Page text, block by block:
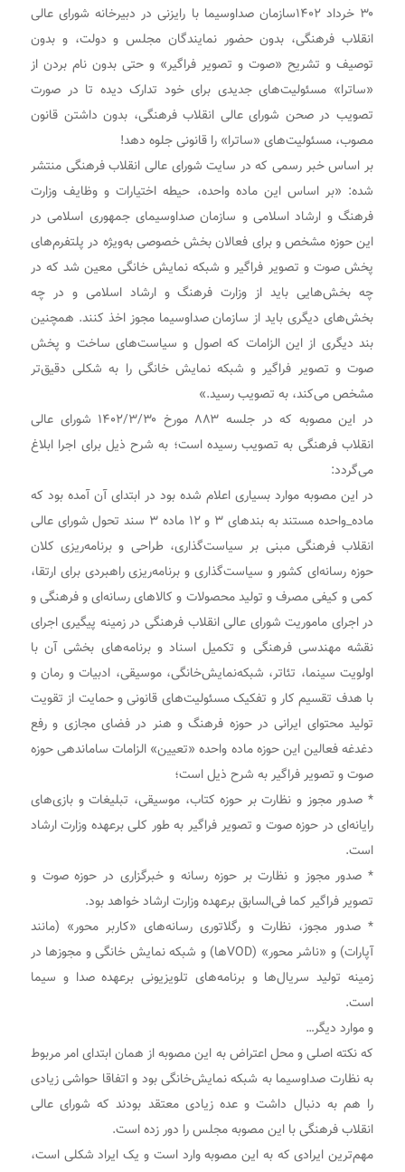
۳۰ خرداد ۱۴۰۲سازمان صداوسیما با رایزنی در دبیرخانه شورای عالی
انقلاب فرهنگی، بدون حضور نمایندگان مجلس و دولت، و بدون
توصیف و تشریح «صوت و تصویر فراگیر» و حتی بدون نام بردن از
«ساترا» مسئولیت‌های جدیدی برای خود تدارک دیده تا در صورت
تصویب در صحن شورای عالی انقلاب فرهنگی، بدون داشتن قانون
مصوب، مسئولیت‌های «ساترا» را قانونی جلوه دهد!
بر اساس خبر رسمی که در سایت شورای عالی انقلاب فرهنگی منتشر
شده: «بر اساس این ماده واحده، حیطه اختیارات و وظایف وزارت
فرهنگ و ارشاد اسلامی و سازمان صداوسیمای جمهوری اسلامی در
این حوزه مشخص و برای فعالان بخش خصوصی به‌ویژه در پلتفرم‌های
پخش صوت و تصویر فراگیر و شبکه نمایش خانگی معین شد که در
چه بخش‌هایی باید از وزارت فرهنگ و ارشاد اسلامی و در چه
بخش‌های دیگری باید از سازمان صداوسیما مجوز اخذ کنند. همچنین
بند دیگری از این الزامات که اصول و سیاست‌های ساخت و پخش
صوت و تصویر فراگیر و شبکه نمایش خانگی را به شکلی دقیق‌تر
مشخص می‌کند، به تصویب رسید.»
در این مصوبه که در جلسه ۸۸۳ مورخ ۱۴۰۲/۳/۳۰ شورای عالی
انقلاب فرهنگی به تصویب رسیده است؛ به شرح ذیل برای اجرا ابلاغ
می‌گردد:
در این مصوبه موارد بسیاری اعلام شده بود در ابتدای آن آمده بود که
ماده_واحده مستند به بندهای ۳ و ۱۲ ماده ۳ سند تحول شورای عالی
انقلاب فرهنگی مبنی بر سیاست‌گذاری، طراحی و برنامه‌ریزی کلان
حوزه رسانه‌ای کشور و سیاست‌گذاری و برنامه‌ریزی راهبردی برای ارتقا،
کمی و کیفی مصرف و تولید محصولات و کالاهای رسانه‌ای و فرهنگی و
در اجرای ماموریت شورای عالی انقلاب فرهنگی در زمینه پیگیری اجرای
نقشه مهندسی فرهنگی و تکمیل اسناد و برنامه‌های بخشی آن با
اولویت سینما، تئاتر، شبکه‌نمایش‌خانگی، موسیقی، ادبیات و رمان و
با هدف تقسیم کار و تفکیک مسئولیت‌های قانونی و حمایت از تقویت
تولید محتوای ایرانی در حوزه فرهنگ و هنر در فضای مجازی و رفع
دغدغه فعالین این حوزه ماده واحده «تعیین» الزامات ساماندهی حوزه
صوت و تصویر فراگیر به شرح ذیل است؛
* صدور مجوز و نظارت بر حوزه کتاب، موسیقی، تبلیغات و بازی‌های
رایانه‌ای در حوزه صوت و تصویر فراگیر به طور کلی برعهده وزارت ارشاد
است.
* صدور مجوز و نظارت بر حوزه رسانه و خبرگزاری در حوزه صوت و
تصویر فراگیر کما فی‌السابق برعهده وزارت ارشاد خواهد بود.
* صدور مجوز، نظارت و رگلاتوری رسانه‌های «کاربر محور» (مانند
آپارات) و «ناشر محور» (VODها) و شبکه نمایش خانگی و مجوزها در
زمینه تولید سریال‌ها و برنامه‌های تلویزیونی برعهده صدا و سیما
است.
و موارد دیگر…
که نکته اصلی و محل اعتراض به این مصوبه از همان ابتدای امر مربوط
به نظارت صداوسیما به شبکه نمایش‌خانگی بود و اتفاقا حواشی زیادی
را هم به دنبال داشت و عده زیادی معتقد بودند که شورای عالی
انقلاب فرهنگی با این مصوبه مجلس را دور زده است.
مهم‌ترین ایرادی که به این مصوبه وارد است و یک ایراد شکلی است،